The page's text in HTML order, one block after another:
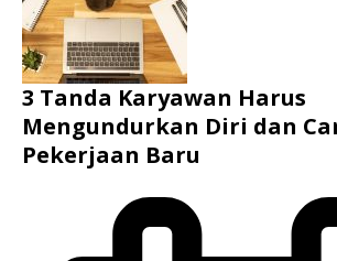
3 Tanda Karyawan Harus
Mengundurkan Diri dan
Pekerjaan Baru